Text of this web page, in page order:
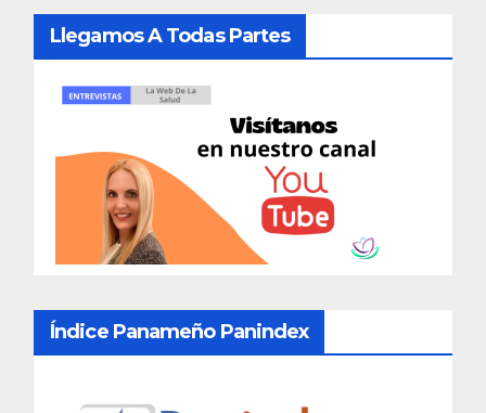
Llegamos A Todas Partes
Índice Panameño Panindex